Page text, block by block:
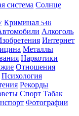
система Солнце
Криминал 548
Алкоголь
Интернет
Металлы
Наркотики
Отношения
Психология
Рекорды
Спорт Табак
Фотографии